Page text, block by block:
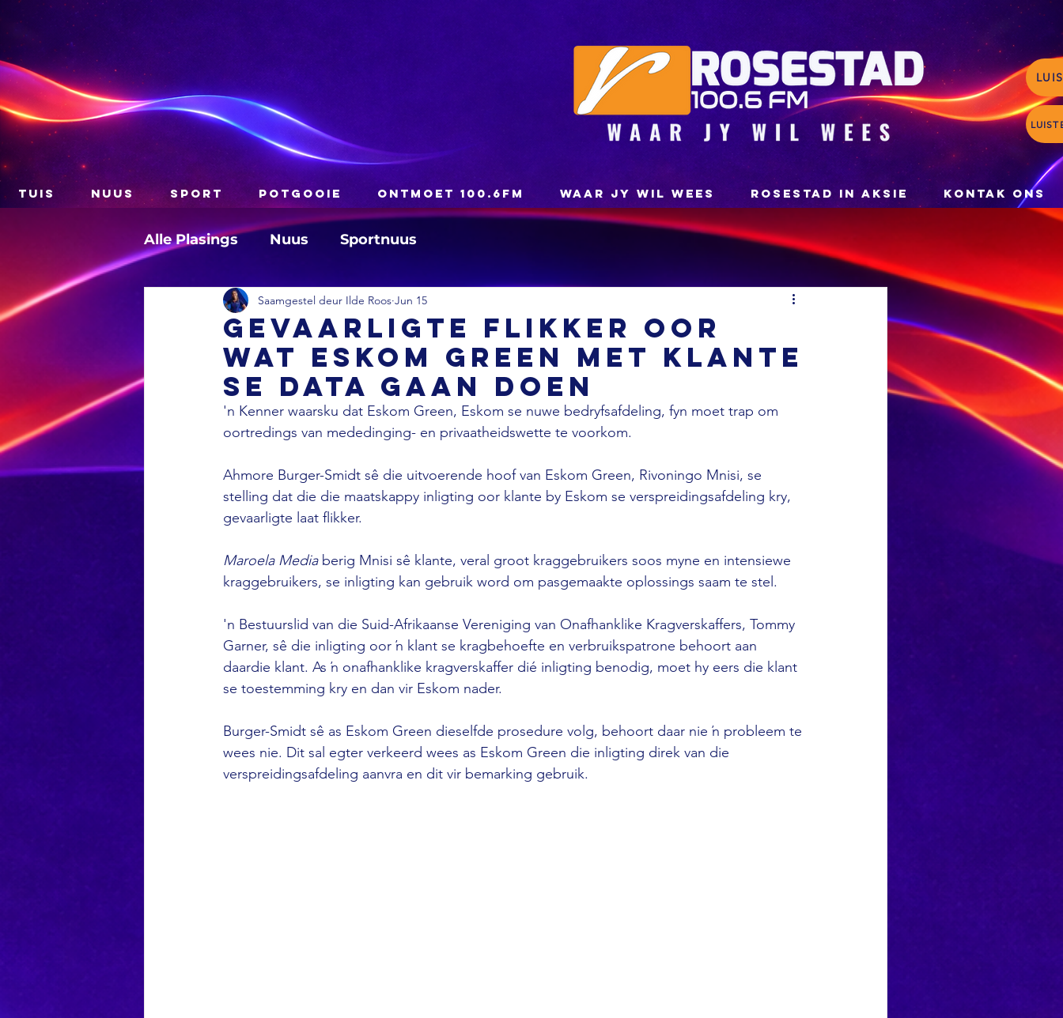
TUIS NUUS SPORT POTGOOIE ONTMOET 100.6FM WAAR JY WIL WEES ROSESTAD IN AKSIE KONTAK ONS
Alle Plasings Nuus Sportnuus
Gevaarligte flikker oor
wat Eskom Green met klante
se data gaan doen
Saamgestel deur Ilde Roos Jun 15
'n Kenner waarsku dat Eskom Green, Eskom se nuwe bedryfsafdeling, fyn moet trap om
oortredings van mededinging- en privaatheidswette te voorkom.
Ahmore Burger-Smidt sê die uitvoerende hoof van Eskom Green, Rivoningo Mnisi, se
stelling dat die die maatskappy inligting oor klante by Eskom se verspreidingsafdeling kry,
gevaarligte laat flikker.
Maroela Media berig Mnisi sê klante, veral groot kraggebruikers soos myne en intensiewe
kraggebruikers, se inligting kan gebruik word om pasgemaakte oplossings saam te stel.
'n Bestuurslid van die Suid-Afrikaanse Vereniging van Onafhanklike Kragverskaffers, Tommy
Garner, sê die inligting oor ŉ klant se kragbehoefte en verbruikspatrone behoort aan
daardie klant. As ŉ onafhanklike kragverskaffer dié inligting benodig, moet hy eers die klant
se toestemming kry en dan vir Eskom nader.
Burger-Smidt sê as Eskom Green dieselfde prosedure volg, behoort daar nie ŉ probleem te
wees nie. Dit sal egter verkeerd wees as Eskom Green die inligting direk van die
verspreidingsafdeling aanvra en dit vir bemarking gebruik.